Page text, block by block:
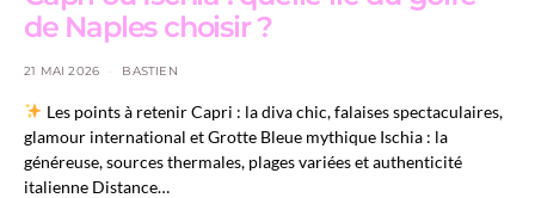
de Naples choisir ?
21 MAI 2026 BASTIEN
Les points à retenir Capri : la diva chic, falaises spectaculaires,
glamour international et Grotte Bleue mythique Ischia : la
généreuse, sources thermales, plages variées et authenticité
italienne Distance…